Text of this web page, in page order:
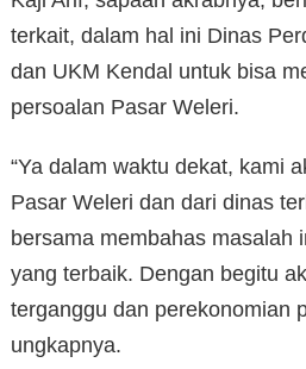
terkait, dalam hal ini Dinas
dan UKM Kendal untuk bisa
persoalan Pasar Weleri.
“Ya dalam waktu dekat, kami
Pasar Weleri dan dari dinas
bersama membahas masalah
yang terbaik. Dengan begitu
terganggu dan perekonomian
ungkapnya.